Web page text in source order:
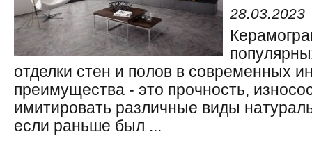
28.03.2023
отделки стен и полов в современных
преимущества - это прочность,
имитировать различные виды
если раньше был ...